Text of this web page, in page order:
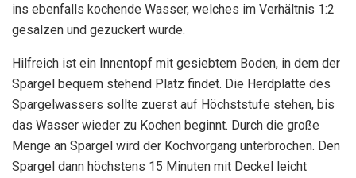
ins ebenfalls kochende Wasser, welches im Verhältnis 1:2
gesalzen und gezuckert wurde.
Hilfreich ist ein Innentopf mit gesiebtem Boden, in dem der
Spargel bequem stehend Platz findet. Die Herdplatte des
Spargelwassers sollte zuerst auf Höchststufe stehen, bis
das Wasser wieder zu Kochen beginnt. Durch die große
Menge an Spargel wird der Kochvorgang unterbrochen. Den
Spargel dann höchstens 15 Minuten mit Deckel leicht